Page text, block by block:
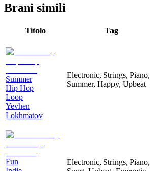
Brani simili
Titolo Tag
Summer
Hip Hop
Loop
Yevhen
Lokhmatov
Electronic, Strings, Piano,
Summer, Happy, Upbeat
Fun
Electronic, Strings, Piano,